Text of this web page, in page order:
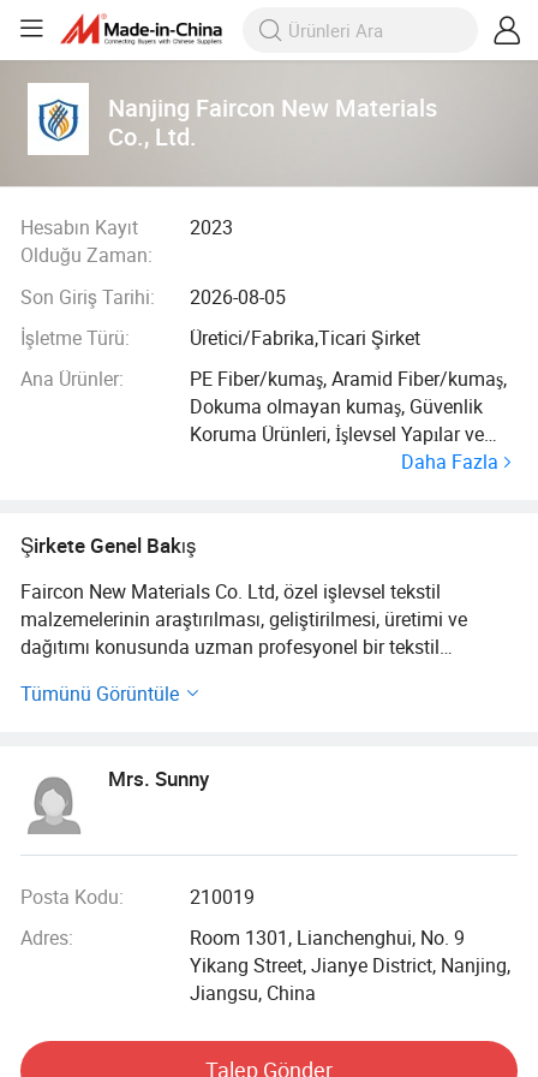
Nanjing Faircon New Materials
Co., Ltd.
Hesabın Kayıt
Olduğu Zaman:
2023
Son Giriş Tarihi:
2026-08-05
İşletme Türü:
Üretici/Fabrika,Ticari Şirket
Ana Ürünler:
PE Fiber/kumaş, Aramid Fiber/kumaş,
Dokuma olmayan kumaş, Güvenlik
Koruma Ürünleri, İşlevsel Yapılar ve
Ürünler, Karbon Fiber kumaşDaha Fazla
Şirkete Genel Bakış
Faircon New Materials Co. Ltd, özel işlevsel tekstil
malzemelerinin araştırılması, geliştirilmesi, üretimi ve
dağıtımı konusunda uzman profesyonel bir tekstil
sahiptir ve 30'den fazla yerli sektör kriter kuruluşu ve
Faircon, her müşterinin özel gereksinimlerini tam olarak
yerine getirmiş ve müşterilere her türlü yüksek performanslı
fiber vb.) üretilmiş gelişmiş işlevsel kumaşlar ve ürünler
pazarının eksikliğini doldurmuş olup kişisel ve endüstriyel
korumada ve mükemmel kalitede ürünlerde yaygın olarak
Şirketimiz her müşteriye yalnızca yüksek kaliteli ürünler
Tümünü Görüntüle
Mrs. Sunny
Posta Kodu:
210019
Adres:
Room 1301, Lianchenghui, No. 9
Yikang Street, Jianye District, Nanjing,
Jiangsu, China
Talep Gönder